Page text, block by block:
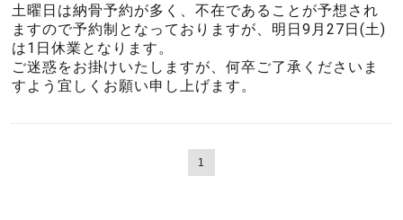
土曜日は納骨予約が多く、不在であることが予想され
ますので予約制となっておりますが、明日9月27日(土)
は1日休業となります。
ご迷惑をお掛けいたしますが、何卒ご了承くださいま
すよう宜しくお願い申し上げます。
1